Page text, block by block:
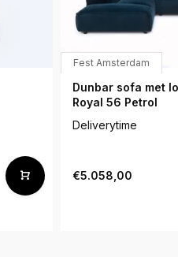
Fest Amsterdam
Dunbar sofa met
Royal 56 Petrol
Deliverytime
€5.058,00